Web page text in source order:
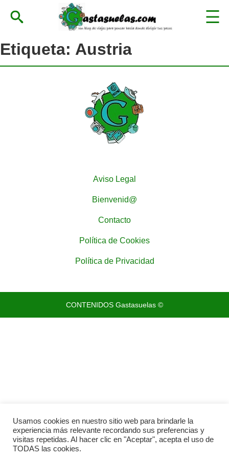
Etiqueta: Austria
Aviso Legal
Bienvenid@
Contacto
Política de Cookies
Política de Privacidad
CONTENIDOS Gastasuelas ©
Usamos cookies en nuestro sitio web para brindarle la
experiencia más relevante recordando sus preferencias y
visitas repetidas. Al hacer clic en "Aceptar", acepta el uso de
TODAS las cookies.